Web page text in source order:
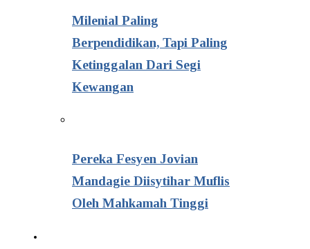
Milenial Paling
Berpendidikan, Tapi Paling
Ketinggalan Dari Segi
Kewangan
Pereka Fesyen Jovian
Mandagie Diisytihar Muflis
Oleh Mahkamah Tinggi